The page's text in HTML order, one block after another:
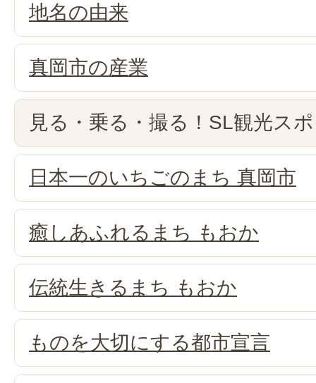
地名の由来
真岡市の産業
見る・乗る・撮る！SL観光ス
日本一のいちごのまち 真岡市
癒しあふれるまち もおか
伝統生きるまち もおか
ものを大切にする都市宣言